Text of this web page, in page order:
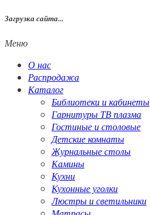
Загрузка сайта...
Меню
О нас
Распродажа
Каталог
Библиотеки и кабинеты
Гарнитуры ТВ плазма
Гостиные и столовые
Детские комнаты
Журнальные столы
Камины
Кухни
Кухонные уголки
Люстры и светильники